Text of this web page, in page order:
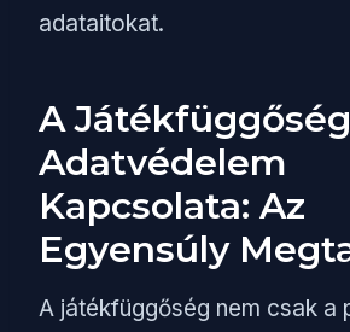
adataitokat.
A
Adatvédelem
Kapcsolata: Az
Egyensúly
A játékfüggőség nem csak a